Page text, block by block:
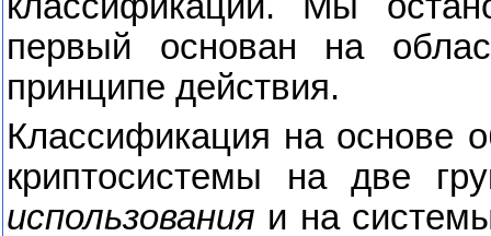
первый основан на
принципе действия.
Классификация на основе
криптосистемы на две
использования и на